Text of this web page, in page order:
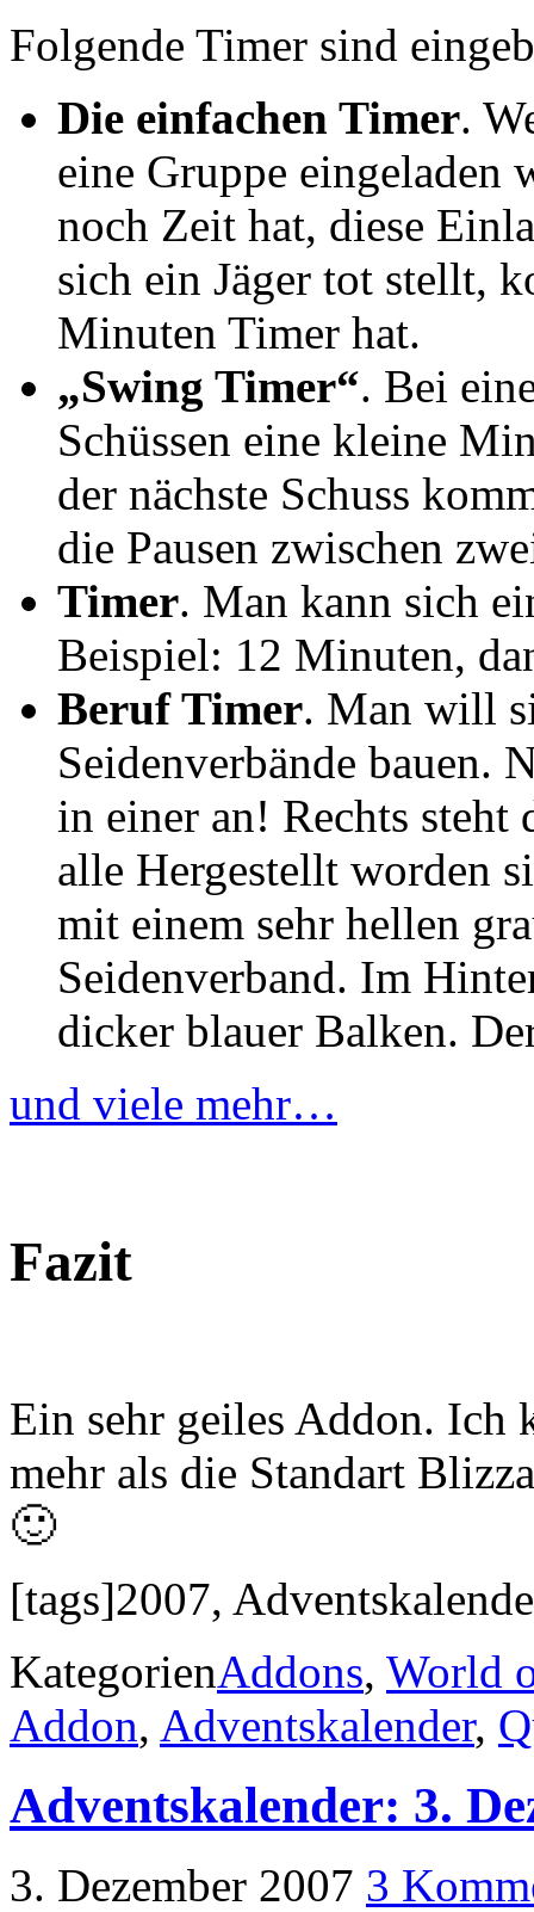
Folgende Timer sind
Die einfachen Timer.
eine Gruppe eingeladen
noch Zeit hat, diese
sich ein Jäger tot stellt,
Minuten Timer hat.
„Swing Timer“. Bei
Schüssen eine kleine
der nächste Schuss
die Pausen zwischen
Timer. Man kann sich
Beispiel: 12 Minuten,
Beruf Timer. Man will
Seidenverbände bauen.
in einer an! Rechts steht
alle Hergestellt worden
mit einem sehr hellen
Seidenverband. Im
dicker blauer Balken.
und viele mehr…
Fazit
Ein sehr geiles Addon. Ich
mehr als die Standart
🙂
[tags]2007,
KategorienAddons, World
Addon, Adventskalender,
Adventskalender: 3.
3. Dezember 2007 3